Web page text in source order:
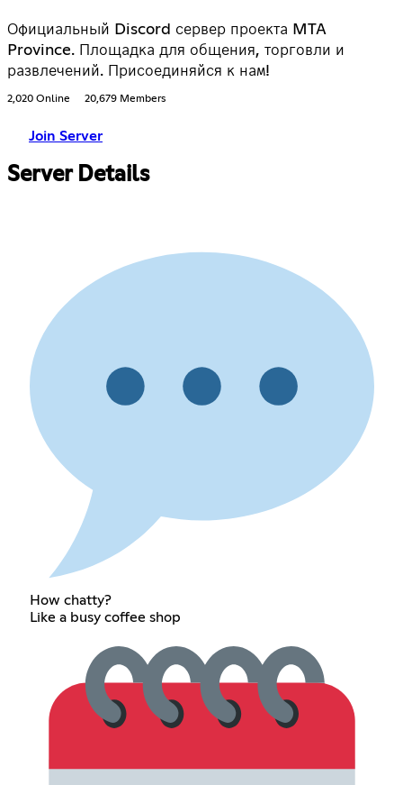
Официальный Discord сервер проекта MTA
Province. Площадка для общения, торговли и
развлечений. Присоединяйся к нам!
2,020 Online 20,679 Members
Join Server
Server Details
How chatty?
Like a busy coffee shop